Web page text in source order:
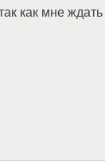
как мне